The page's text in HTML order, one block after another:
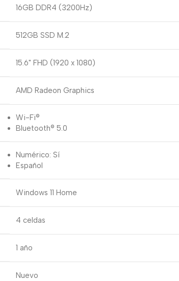
16GB DDR4 (3200Hz)
512GB SSD M.2
15.6" FHD (1920 x 1080)
AMD Radeon Graphics
Wi-Fi®
Bluetooth® 5.0
Numérico: Sí
Español
Windows 11 Home
4 celdas
1 año
Nuevo